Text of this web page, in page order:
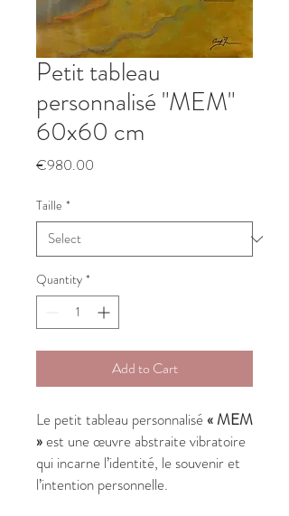
Petit tableau
personnalisé "MEM"
60x60 cm
€980.00
Taille *
Quantity *
Add to Cart
Le petit tableau personnalisé« MEM
»est une œuvre abstraite vibratoire
qui incarne l’identité, le souvenir et
l’intention personnelle.